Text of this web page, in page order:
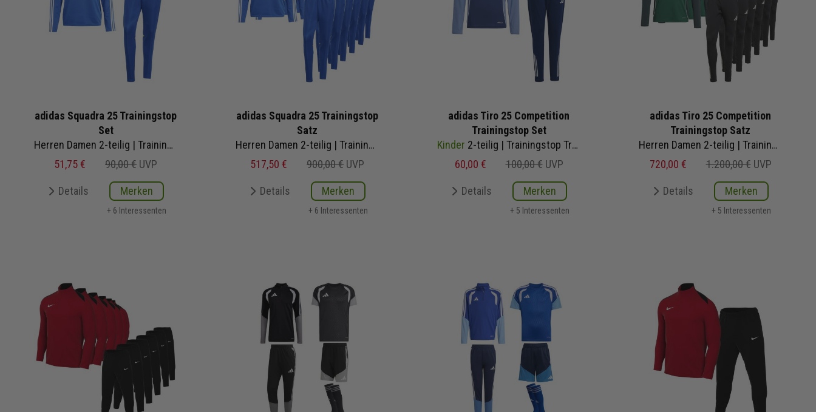
adidas Squadra 25 Trainingstop
Set
Herren Damen 2-teilig | Trainingstop Trainingshose
51,75 €
90,00 € UVP
Details Merken
+ 6 Interessenten
adidas Squadra 25 Trainingstop
Satz
Herren Damen 2-teilig | Trainingstop Trainingshose
517,50 €
900,00 € UVP
Details Merken
+ 6 Interessenten
adidas Tiro 25 Competition
Trainingstop Set
Kinder 2-teilig | Trainingstop Trainingshose
60,00 €
100,00 € UVP
Details Merken
+ 5 Interessenten
adidas Tiro 25 Competition
Trainingstop Satz
Herren Damen 2-teilig | Trainingstop Trainingshose
720,00 €
1.200,00 € UVP
Details Merken
+ 5 Interessenten